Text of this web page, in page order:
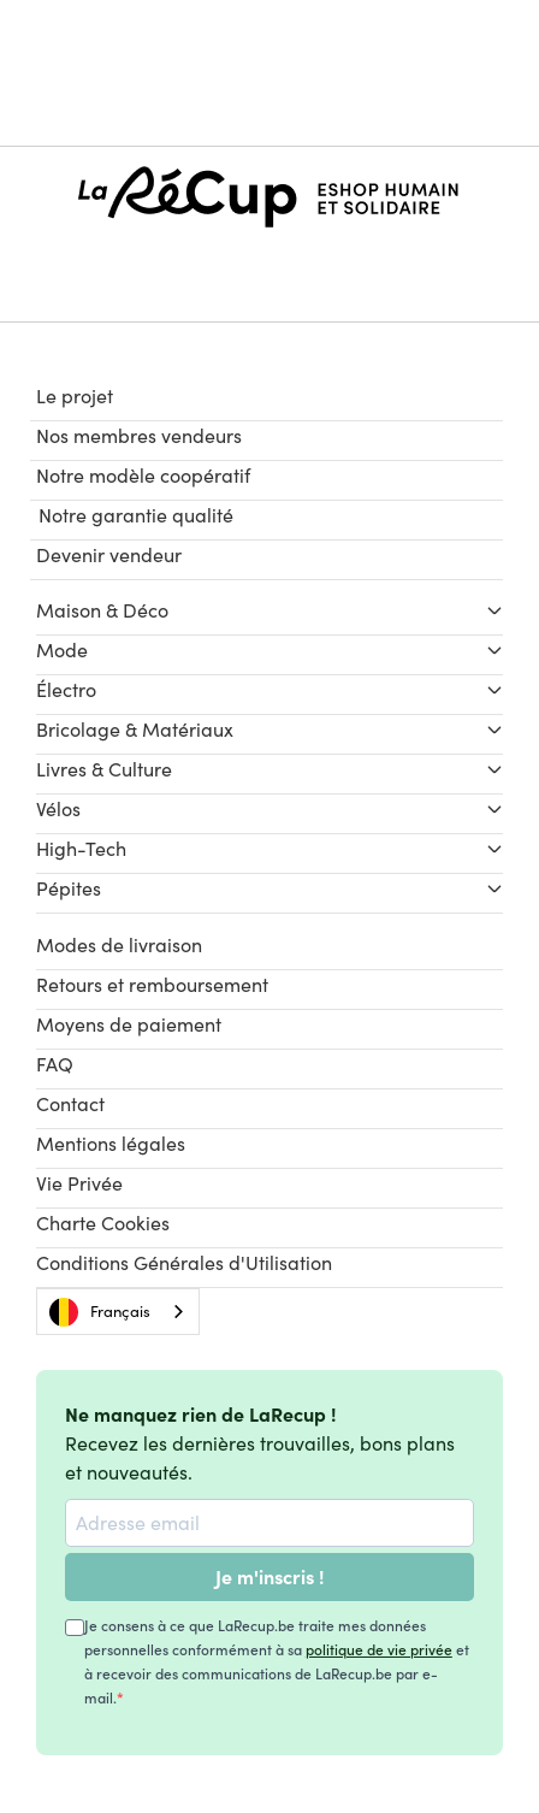
Le projet
Nos membres vendeurs
Notre modèle coopératif
Notre garantie qualité
Devenir vendeur
Maison & Déco
Mode
Électro
Bricolage & Matériaux
Livres & Culture
Vélos
High-Tech
Pépites
Modes de livraison
Retours et remboursement
Moyens de paiement
FAQ
Contact
Mentions légales
Vie Privée
Charte Cookies
Conditions Générales d'Utilisation
Français
Ne manquez rien de LaRecup !
Recevez les dernières trouvailles, bons plans
et nouveautés.
Je m'inscris !
Je consens à ce que LaRecup.be traite mes données
personnelles conformément à sapolitique de vie privéeet
à recevoir des communications de LaRecup.be par e-
mail.